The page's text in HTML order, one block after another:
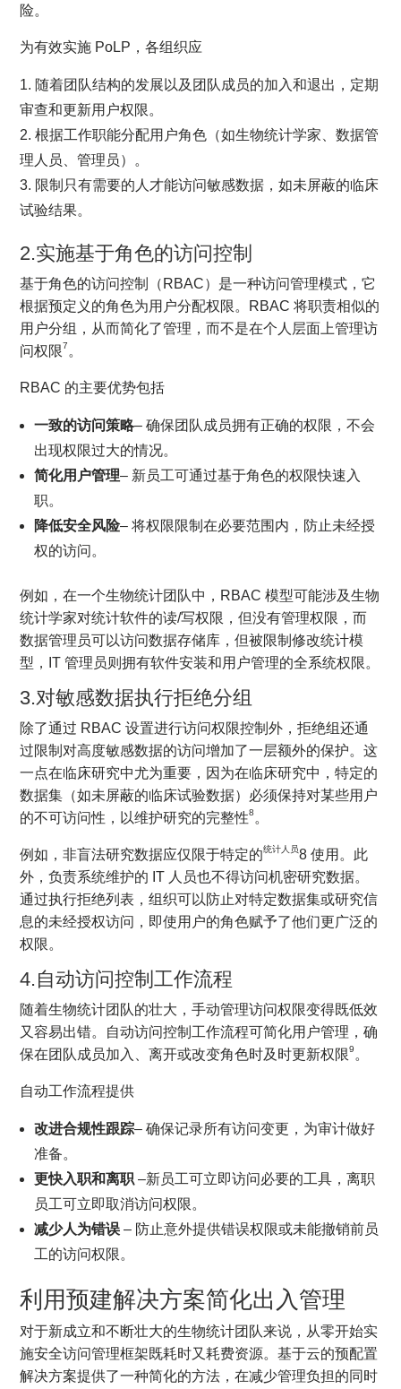
险。
为有效实施 PoLP，各组织应
随着团队结构的发展以及团队成员的加入和退出，定期
审查和更新用户权限。
根据工作职能分配用户角色（如生物统计学家、数据管
理人员、管理员）。
限制只有需要的人才能访问敏感数据，如未屏蔽的临床
试验结果。
2.实施基于角色的访问控制
基于角色的访问控制（RBAC）是一种访问管理模式，它
根据预定义的角色为用户分配权限。RBAC 将职责相似的
用户分组，从而简化了管理，而不是在个人层面上管理访
问权限7 。
RBAC 的主要优势包括
一致的访问策略– 确保团队成员拥有正确的权限，不会
出现权限过大的情况。
简化用户管理– 新员工可通过基于角色的权限快速入
职。
降低安全风险– 将权限限制在必要范围内，防止未经授
权的访问。
例如，在一个生物统计团队中，RBAC 模型可能涉及生物
统计学家对统计软件的读/写权限，但没有管理权限，而
数据管理员可以访问数据存储库，但被限制修改统计模
型，IT 管理员则拥有软件安装和用户管理的全系统权限。
3.对敏感数据执行拒绝分组
除了通过 RBAC 设置进行访问权限控制外，拒绝组还通
过限制对高度敏感数据的访问增加了一层额外的保护。这
一点在临床研究中尤为重要，因为在临床研究中，特定的
数据集（如未屏蔽的临床试验数据）必须保持对某些用户
的不可访问性，以维护研究的完整性8 。
例如，非盲法研究数据应仅限于特定的统计人员8 使用。此
外，负责系统维护的 IT 人员也不得访问机密研究数据。
通过执行拒绝列表，组织可以防止对特定数据集或研究信
息的未经授权访问，即使用户的角色赋予了他们更广泛的
权限。
4.自动访问控制工作流程
随着生物统计团队的壮大，手动管理访问权限变得既低效
又容易出错。自动访问控制工作流程可简化用户管理，确
保在团队成员加入、离开或改变角色时及时更新权限9 。
自动工作流程提供
改进合规性跟踪– 确保记录所有访问变更，为审计做好
准备。
更快入职和离职–新员工可立即访问必要的工具，离职
员工可立即取消访问权限。
减少人为错误– 防止意外提供错误权限或未能撤销前员
工的访问权限。
利用预建解决方案简化出入管理
对于新成立和不断壮大的生物统计团队来说，从零开始实
施安全访问管理框架既耗时又耗费资源。基于云的预配置
解决方案提供了一种简化的方法，在减少管理负担的同时